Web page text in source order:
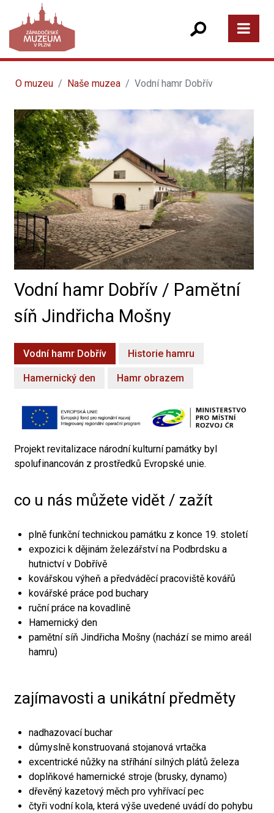
O muzeu Naše muzea Vodní hamr Dobřív
Vodní hamr Dobřív / Pamětní
síň Jindřicha Mošny
Vodní hamr Dobřív Historie hamru
Hamernický den Hamr obrazem
Projekt revitalizace národní kulturní památky byl
spolufinancován z prostředků Evropské unie.
co u nás můžete vidět / zažít
plně funkční technickou památku z konce 19. století
expozici k dějinám železářství na Podbrdsku a
hutnictví v Dobřívě
kovářskou výheň a předváděcí pracoviště kovářů
kovářské práce pod buchary
ruční práce na kovadlině
Hamernický den
pamětní síň Jindřicha Mošny (nachází se mimo areál
hamru)
zajímavosti a unikátní předměty
nadhazovací buchar
důmyslně konstruovaná stojanová vrtačka
excentrické nůžky na stříhání silných plátů železa
doplňkové hamernické stroje (brusky, dynamo)
dřevěný kazetový měch pro vyhřívací pec
čtyři vodní kola, která výše uvedené uvádí do pohybu